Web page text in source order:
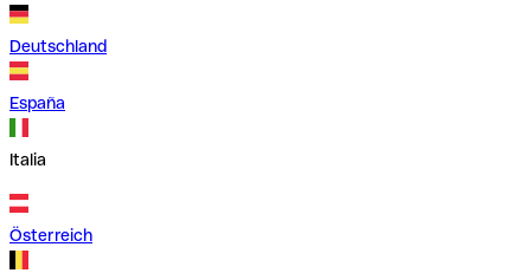
Deutschland
España
Italia
Österreich